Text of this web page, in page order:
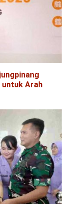
untuk Arah